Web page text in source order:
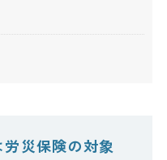
災保険の対象